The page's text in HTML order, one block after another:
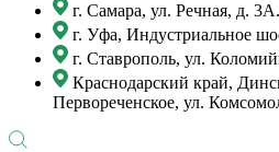
г. Самара, ул. Речная, д. 3А.
г. Уфа, Индустриальное
г. Ставрополь, ул.
Краснодарский край,
Первореченское, ул.